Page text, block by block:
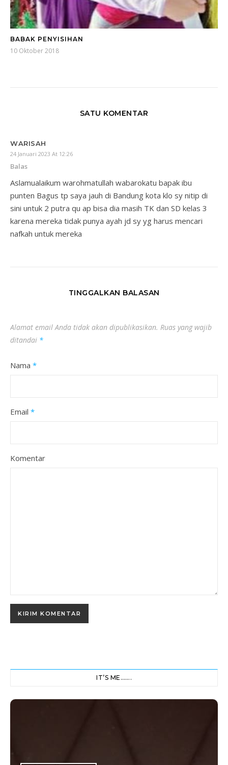
BABAK PENYISIHAN
10 Oktober 2018
SATU KOMENTAR
WARISAH
24 Januari 2023 At 12:26
Balas
Aslamualaikum warohmatullah wabarokatu bapak ibu
punten Bagus tp saya jauh di Bandung kota klo sy nitip di
sini untuk 2 putra qu ap bisa dia masih TK dan SD kelas 3
karena mereka tidak punya ayah jd sy yg harus mencari
nafkah untuk mereka
TINGGALKAN BALASAN
Alamat email Anda tidak akan dipublikasikan. Ruas yang wajib
ditandai *
Nama *
Email *
Komentar
IT’S ME…….